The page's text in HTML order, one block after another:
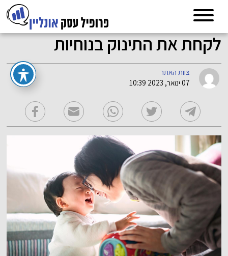
לקחת את התינוק בנוחיות
צוות האתר
07 ינואר, 2023 10:39